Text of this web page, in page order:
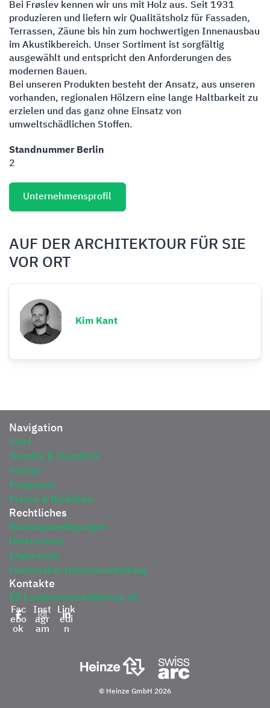
Bei Frøslev kennen wir uns mit Holz aus. Seit 1931
produzieren und liefern wir Qualitätsholz für Fassaden,
Terrassen, Zäune bis hin zum hochwertigen Innenausbau
im Akustikbereich. Unser Sortiment ist sorgfältig
ausgewählt und entspricht den Anforderungen des
modernen Bauen.
Bei unseren Produkten besteht der Ansatz, aus unseren
vorhanden, regionalen Hölzern eine lange Haltbarkeit zu
erzielen und das ganz ohne Einsatz von
umweltschädlichen Stoffen.
Standnummer Berlin
2
Unternehmensprofil
AUF DER ARCHITEKTOUR FÜR SIE
VOR ORT
Kim Kant
Navigation
Start
Termine & Standorte
Partner
Programm
Presse & Rückblick
Rechtliches
Nutzungsbedingungen
Datenschutz
Impressum
Eventmaker Datenverarbeitung
Kontakte
kundenservice@heinze.de
Fac
ebo
ok
Inst
agr
am
Link
edi
n
© Heinze GmbH 2026